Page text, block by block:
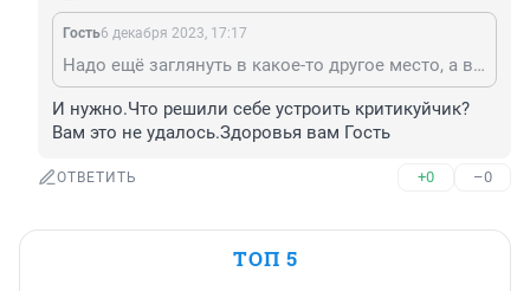
Гость6 декабря 2023, 17:17
Надо ещё заглянуть в какое-то другое место, а вдруг что там
И нужно.Что решили себе устроить критикуйчик?
Вам это не удалось.Здоровья вам Гость
ОТВЕТИТЬ +0 –0
ТОП 5